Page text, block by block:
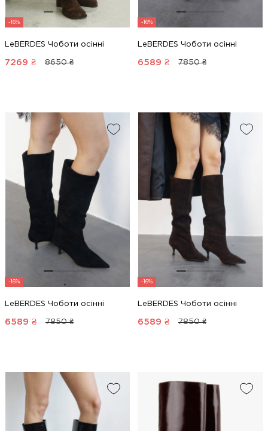
-16%
LeBERDES Чоботи осінні
7269 ₴ 8650 ₴
-16%
LeBERDES Чоботи осінні
6589 ₴ 7850 ₴
-16%
LeBERDES Чоботи осінні
6589 ₴ 7850 ₴
-16%
LeBERDES Чоботи осінні
6589 ₴ 7850 ₴